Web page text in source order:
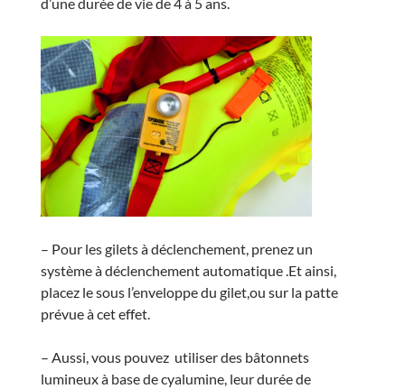
– Pour les gilets à déclenchement, prenez un
système à déclenchement automatique .Et ainsi,
placez le sous l’enveloppe du gilet,ou sur la patte
prévue à cet effet.
– Aussi, vous pouvez utiliser des bâtonnets
lumineux à base de cyalumine, leur durée de